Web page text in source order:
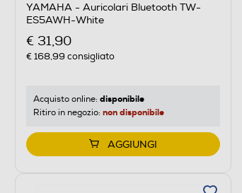
YAMAHA - Auricolari Bluetooth TW-
ES5AWH-White
€ 31,90
€ 168,99 consigliato
Acquisto online: disponibile
Ritiro in negozio: non disponibile
AGGIUNGI